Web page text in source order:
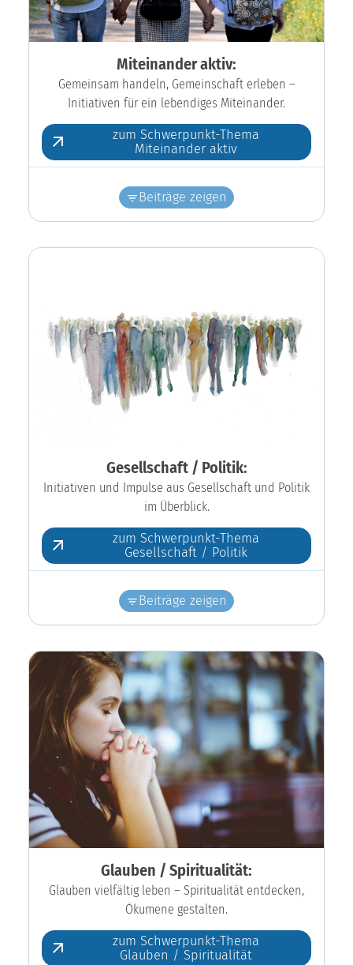
Miteinander aktiv:
Gemeinsam handeln, Gemeinschaft erleben –
Initiativen für ein lebendiges Miteinander.
zum Schwerpunkt-Thema
Miteinander aktiv
Beiträge zeigen
Gesellschaft / Politik:
Initiativen und Impulse aus Gesellschaft und Politik
im Überblick.
zum Schwerpunkt-Thema
Gesellschaft / Politik
Beiträge zeigen
Glauben / Spiritualität:
Glauben vielfältig leben – Spiritualität entdecken,
Ökumene gestalten.
zum Schwerpunkt-Thema
Glauben / Spiritualität